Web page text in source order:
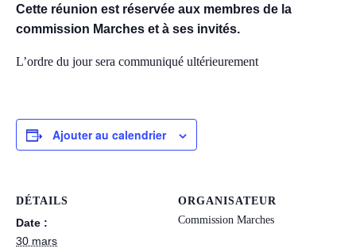
Cette réunion est réservée aux membres de la
commission Marches et à ses invités.
L’ordre du jour sera communiqué ultérieurement
Ajouter au calendrier
DÉTAILS
Date :
30 mars
ORGANISATEUR
Commission Marches